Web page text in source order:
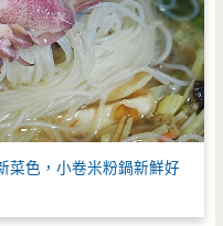
菜色，小卷米粉鍋新鮮好